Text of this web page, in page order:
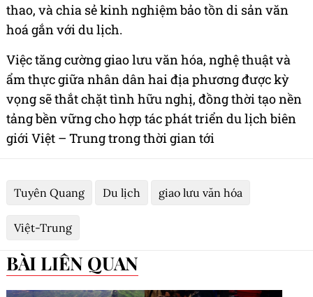
thao, và chia sẻ kinh nghiệm bảo tồn di sản văn
hoá gắn với du lịch.
Việc tăng cường giao lưu văn hóa, nghệ thuật và
ẩm thực giữa nhân dân hai địa phương được kỳ
vọng sẽ thắt chặt tình hữu nghị, đồng thời tạo nền
tảng bền vững cho hợp tác phát triển du lịch biên
giới Việt – Trung trong thời gian tới
Tuyên Quang Du lịch giao lưu văn hóa
Việt-Trung
BÀI LIÊN QUAN